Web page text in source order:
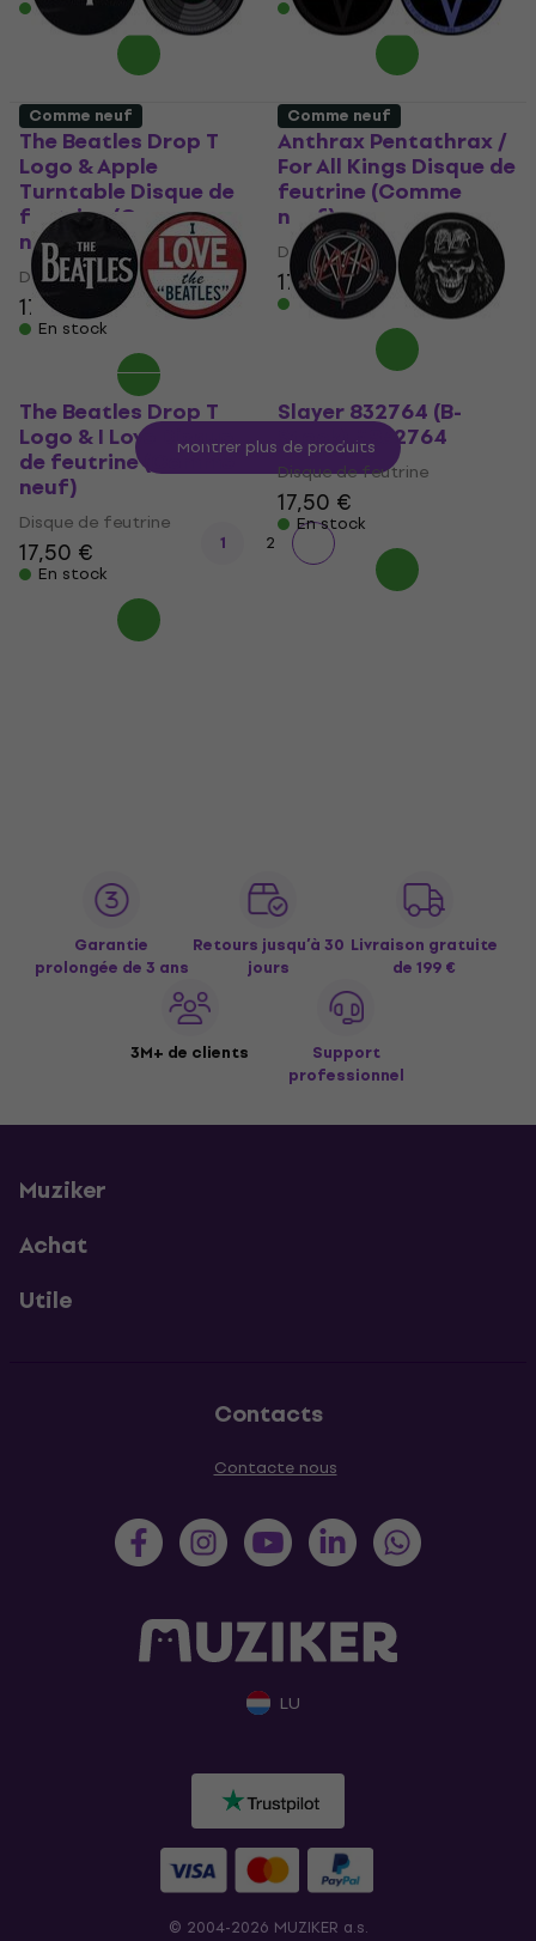
En stock En stock
The Beatles Drop T
Logo & Apple
Turntable Disque de
feutrine (Comme
neuf)
Disque de feutrine
17,50 €
En stock
Anthrax Pentathrax /
For All Kings Disque de
feutrine (Comme
neuf)
Disque de feutrine
17,50 €
En stock
Comme neuf
The Beatles Drop T
Logo & I Love Disque
de feutrine (Comme
neuf)
Disque de feutrine
17,50 €
En stock
Comme neuf
Slayer 832764 (B-
Stock) #832764
Disque de feutrine
17,50 €
En stock
Montrer plus de produits
1 2
Garantie
prolongée de 3 ans
Retours jusqu’à 30
jours
Livraison gratuite
de 199 €
3M+ de clients
Support
professionnel
Muziker
Achat
Utile
Contacts
Contacte nous
LU
© 2004-2026 MUZIKER a.s.